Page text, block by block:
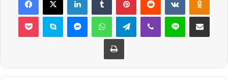
Pocket Skype MessengerWhatsAppTelegramViber Line E-Posta ile
Yazdır